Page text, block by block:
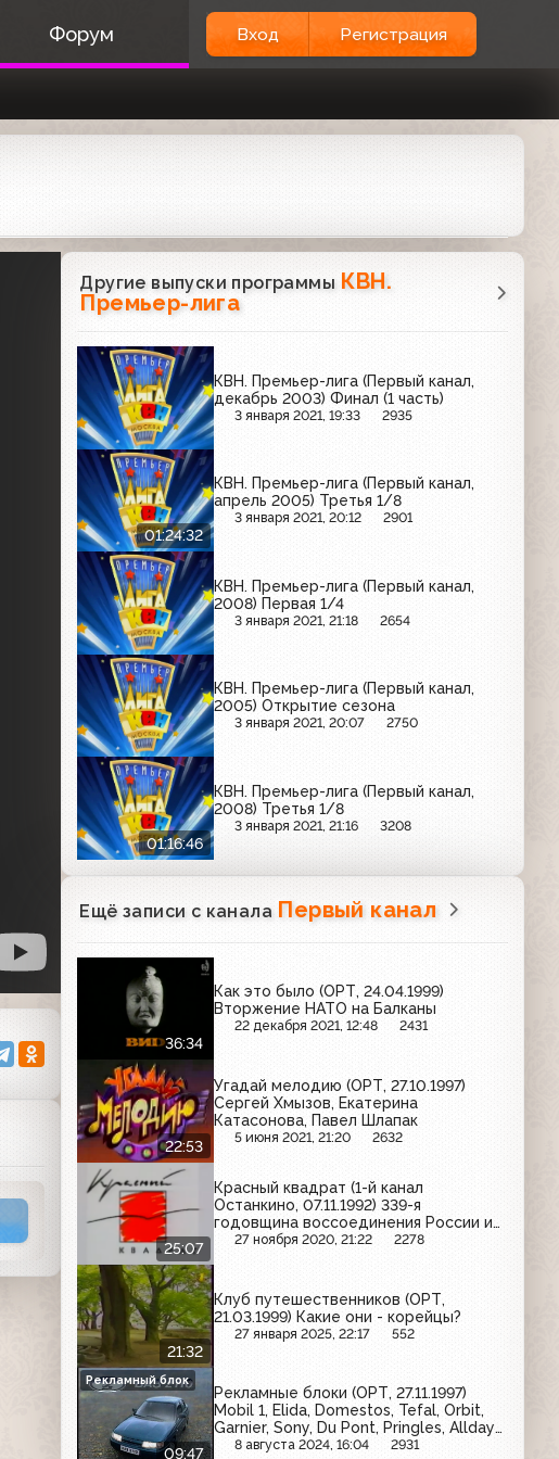
Форум Вход Регистрация
Другие выпуски программы КВН.
Премьер-лига
КВН. Премьер-лига (Первый канал,
декабрь 2003) Финал (1 часть)
3 января 2021, 19:33 2935
01:24:32
КВН. Премьер-лига (Первый канал,
апрель 2005) Третья 1/8
3 января 2021, 20:12 2901
КВН. Премьер-лига (Первый канал,
2008) Первая 1/4
3 января 2021, 21:18 2654
КВН. Премьер-лига (Первый канал,
2005) Открытие сезона
3 января 2021, 20:07 2750
01:16:46
КВН. Премьер-лига (Первый канал,
2008) Третья 1/8
3 января 2021, 21:16 3208
Ещё записи с канала Первый канал
36:34
Как это было (ОРТ, 24.04.1999)
Вторжение НАТО на Балканы
22 декабря 2021, 12:48 2431
22:53
Угадай мелодию (ОРТ, 27.10.1997)
Сергей Хмызов, Екатерина
Катасонова, Павел Шлапак
5 июня 2021, 21:20 2632
25:07
Красный квадрат (1-й канал
Останкино, 07.11.1992) 339-я
годовщина воссоединения России и
Украины
27 ноября 2020, 21:22 2278
21:32
Клуб путешественников (ОРТ,
21.03.1999) Какие они - корейцы?
27 января 2025, 22:17 552
09:47
Рекламные блоки (ОРТ, 27.11.1997)
Mobil 1, Elida, Domestos, Tefal, Orbit,
Garnier, Sony, Du Pont, Pringles, Alldays,
Степан Разин, Philips, Tic Tac, Pelege,
8 августа 2024, 16:04 2931
Рекламный блок